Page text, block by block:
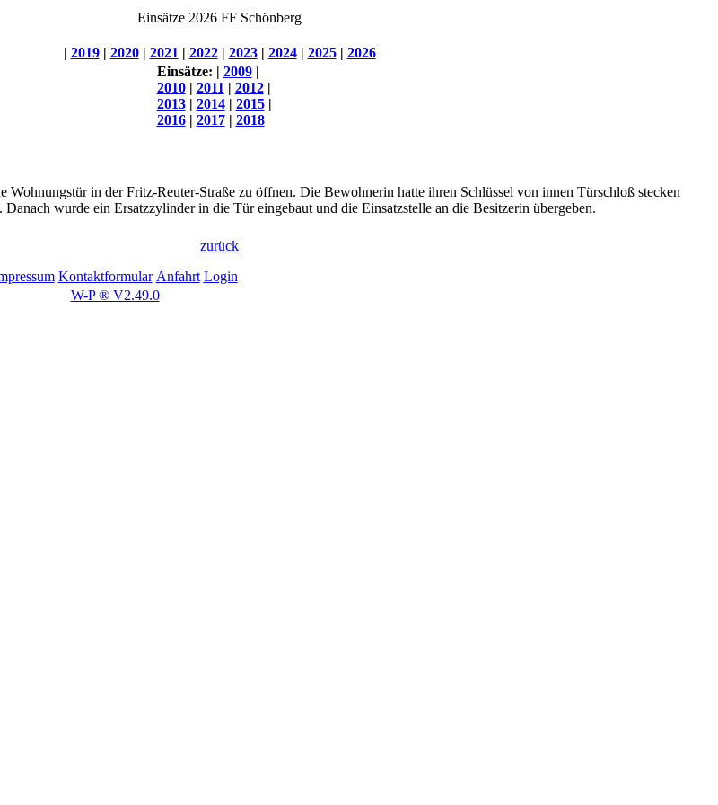
Einsätze 2026 FF Schönberg
| 2019| 2020| 2021 | 2022| 2023| 2024| 2025| 2026
Einsätze: | 2009|
2010| 2011 | 2012|
2013| 2014| 2015|
2016| 2017| 2018
Wohnungstür in der Fritz-Reuter-Straße zu öffnen. Die Bewohnerin hatte ihren Schlüssel von innen Türschloß stecken
wurde ein Ersatzzylinder in die Tür eingebaut und die Einsatzstelle an die Besitzerin übergeben.
zurück
Kontaktformular Anfahrt Login
W-P ® V2.49.0